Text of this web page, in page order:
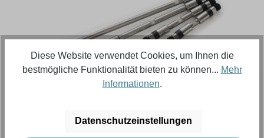
5.281,82 €
Diese Website verwendet Cookies, um Ihnen die
bestmögliche Funktionalität bieten zu können... Mehr
Informationen.
Datenschutzeinstellungen